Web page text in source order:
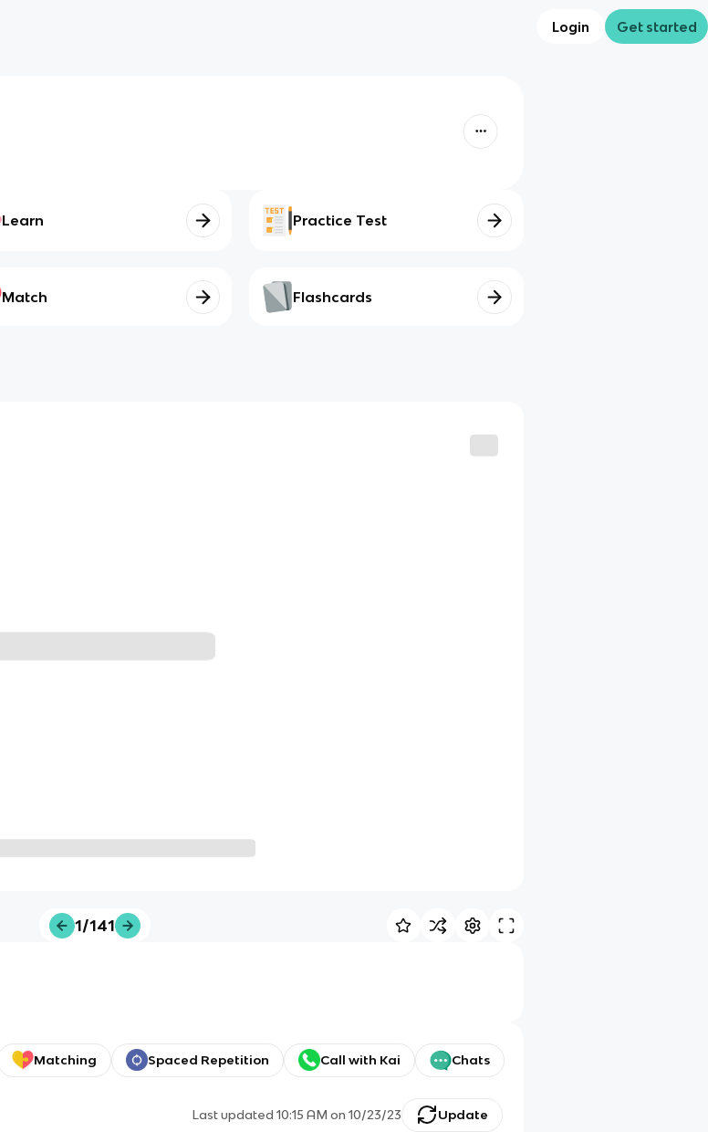
Login Get started
Learn Practice Test
Match Flashcards
1/141
Matching Spaced Repetition Call with Kai Chats
Last updated10:15 AM on 10/23/23 Update